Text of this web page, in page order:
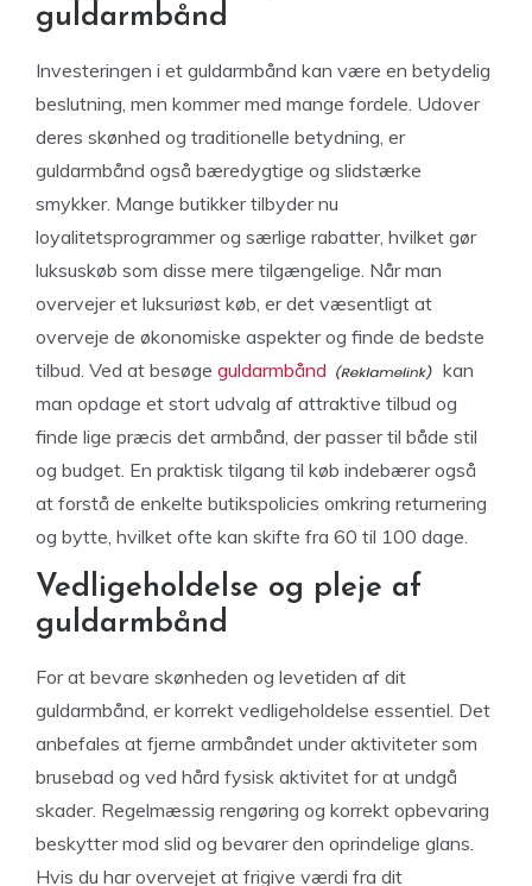
guldarmbånd
Investeringen i et guldarmbånd kan være en betydelig
beslutning, men kommer med mange fordele. Udover
deres skønhed og traditionelle betydning, er
guldarmbånd også bæredygtige og slidstærke
smykker. Mange butikker tilbyder nu
loyalitetsprogrammer og særlige rabatter, hvilket gør
luksuskøb som disse mere tilgængelige. Når man
overvejer et luksuriøst køb, er det væsentligt at
overveje de økonomiske aspekter og finde de bedste
tilbud. Ved at besøge guldarmbånd
kan
man opdage et stort udvalg af attraktive tilbud og
finde lige præcis det armbånd, der passer til både stil
og budget. En praktisk tilgang til køb indebærer også
at forstå de enkelte butikspolicies omkring returnering
og bytte, hvilket ofte kan skifte fra 60 til 100 dage.
Vedligeholdelse og pleje af
guldarmbånd
For at bevare skønheden og levetiden af dit
guldarmbånd, er korrekt vedligeholdelse essentiel. Det
anbefales at fjerne armbåndet under aktiviteter som
brusebad og ved hård fysisk aktivitet for at undgå
skader. Regelmæssig rengøring og korrekt opbevaring
beskytter mod slid og bevarer den oprindelige glans.
Hvis du har overvejet at frigive værdi fra dit